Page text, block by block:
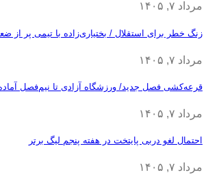
مرداد ۷, ۱۴۰۵
زنگ خطر برای استقلال / بختیاری‌زاده با تیمی پر از
مرداد ۷, ۱۴۰۵
قرعه‎‌کشی فصل جدید/ ورزشگاه آزادی تا نیم‌فصل آماده می‌شود؟
مرداد ۷, ۱۴۰۵
احتمال لغو دربی پایتخت در هفته پنجم لیگ برتر
مرداد ۷, ۱۴۰۵